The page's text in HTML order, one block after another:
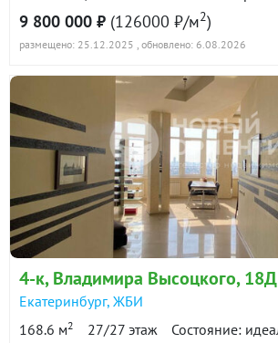
9 800 000 ₽ (126000 ₽/м2)
размещено: 25.12.2025 , обновлено: 6.08.2026
4-к, Владимира Высоцкого, 18Д
Екатеринбург, ЖБИ
168.6 м2 27/27 этаж Состояние: